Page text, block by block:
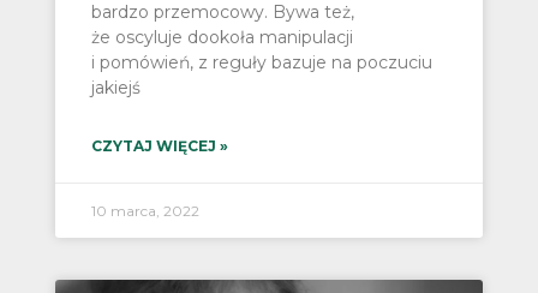
bardzo przemocowy. Bywa też,
że oscyluje dookoła manipulacji
i pomówień, z reguły bazuje na poczuciu
jakiejś
CZYTAJ WIĘCEJ »
10 marca, 2022